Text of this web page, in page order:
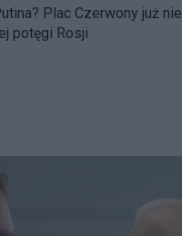
Plac Czerwony już nie
potęgi Rosji